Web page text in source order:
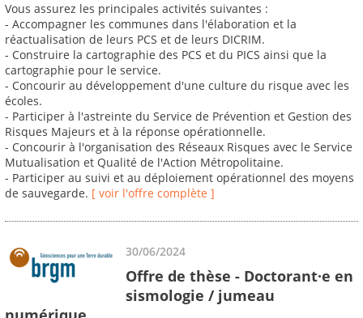
Vous assurez les principales activités suivantes :
- Accompagner les communes dans l'élaboration et la
réactualisation de leurs PCS et de leurs DICRIM.
- Construire la cartographie des PCS et du PICS ainsi que la
cartographie pour le service.
- Concourir au développement d'une culture du risque avec les
écoles.
- Participer à l'astreinte du Service de Prévention et Gestion des
Risques Majeurs et à la réponse opérationnelle.
- Concourir à l'organisation des Réseaux Risques avec le Service
Mutualisation et Qualité de l'Action Métropolitaine.
- Participer au suivi et au déploiement opérationnel des moyens
de sauvegarde. [ voir l'offre complète ]
30/06/2024
Offre de thèse - Doctorant·e en
sismologie / jumeau